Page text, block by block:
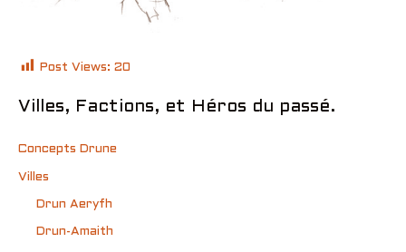
Post Views: 20
Villes, Factions, et Héros du passé.
Concepts Drune
Villes
Drun Aeryfh
Drun-Amaith